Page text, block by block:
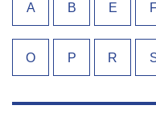
A B E
O P R